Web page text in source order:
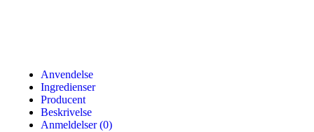
Anvendelse
Ingredienser
Producent
Beskrivelse
Anmeldelser (0)